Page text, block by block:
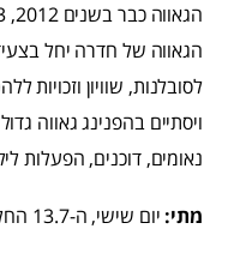
הגאווה של חדרה יחל
לסובלנות, שוויון וזכויות
ויסתיים בהפנינג גאווה
נאומים, דוכנים, הפעלות
מתי: יום שישי, ה-13.7 החל מהשעה 10:00